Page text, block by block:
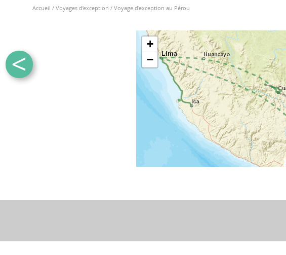
Accueil /Voyages d’exception /Voyage d'exception au Pérou
+
−
<